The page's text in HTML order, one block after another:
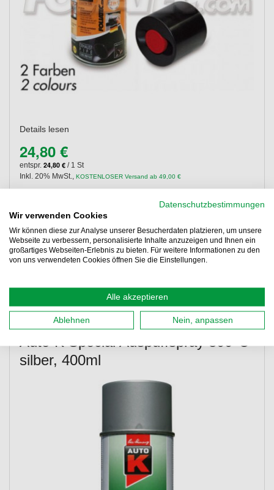
Details lesen
24,80 €
entspr. 24,80 € / 1 St
Inkl. 20% MwSt., KOSTENLOSER Versand ab 49,00 €
Kaufen
★★
★★
Auto-K Special Auspuffspray 800°C
silber, 400ml
Datenschutzbestimmungen
Wir verwenden Cookies
Wir können diese zur Analyse unserer Besucherdaten platzieren, um unsere
Webseite zu verbessern, personalisierte Inhalte anzuzeigen und Ihnen ein
großartiges Webseiten-Erlebnis zu bieten. Für weitere Informationen zu den
von uns verwendeten Cookies öffnen Sie die Einstellungen.
Alle akzeptieren
Ablehnen Nein, anpassen